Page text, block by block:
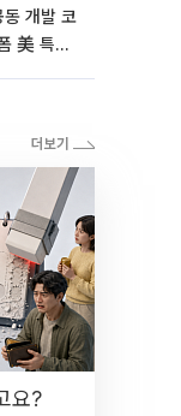
동 개발 코
美 특허
요?